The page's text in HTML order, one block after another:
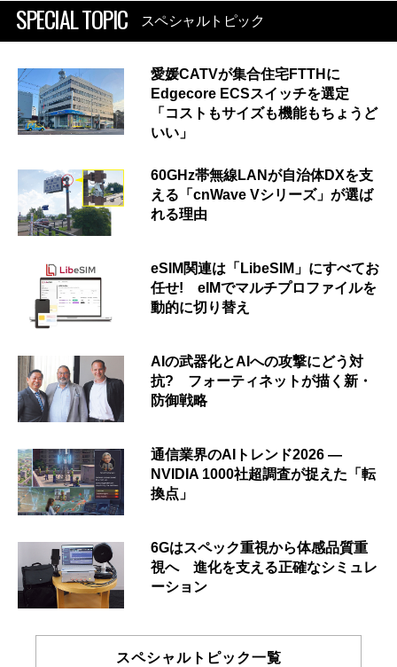
SPECIAL TOPIC スペシャルトピック
愛媛CATVが集合住宅FTTHに
Edgecore ECSスイッチを選定
「コストもサイズも機能もちょうど
いい」
60GHz帯無線LANが自治体DXを支
える「cnWave Vシリーズ」が選ば
れる理由
eSIM関連は「LibeSIM」にすべてお
任せ! eIMでマルチプロファイルを
動的に切り替え
AIの武器化とAIへの攻撃にどう対
抗? フォーティネットが描く新・
防御戦略
通信業界のAIトレンド2026 ―
NVIDIA 1000社超調査が捉えた「転
換点」
6Gはスペック重視から体感品質重
視へ 進化を支える正確なシミュレ
ーション
スペシャルトピック一覧